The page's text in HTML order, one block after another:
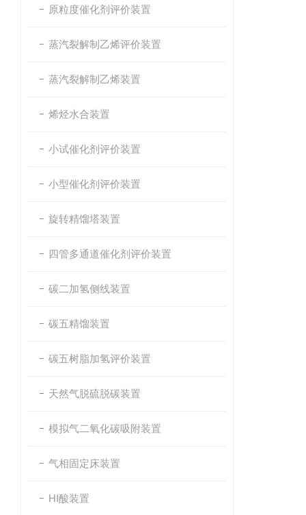
原粒度催化剂评价装置
蒸汽裂解制乙烯评价装置
蒸汽裂解制乙烯装置
烯烃水合装置
小试催化剂评价装置
小型催化剂评价装置
旋转精馏塔装置
四管多通道催化剂评价装置
碳二加氢侧线装置
碳五精馏装置
碳五树脂加氢评价装置
天然气脱硫脱碳装置
模拟气二氧化碳吸附装置
气相固定床装置
HI酸装置